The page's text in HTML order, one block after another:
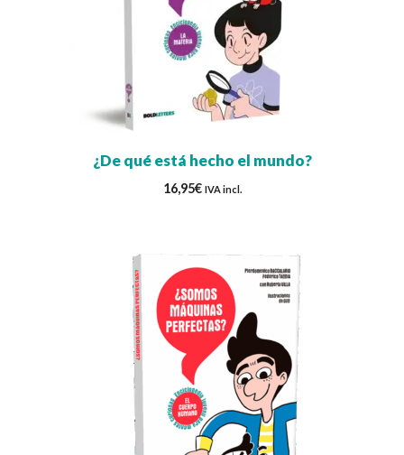
¿De qué está hecho el mundo?
16,95€ IVA incl.